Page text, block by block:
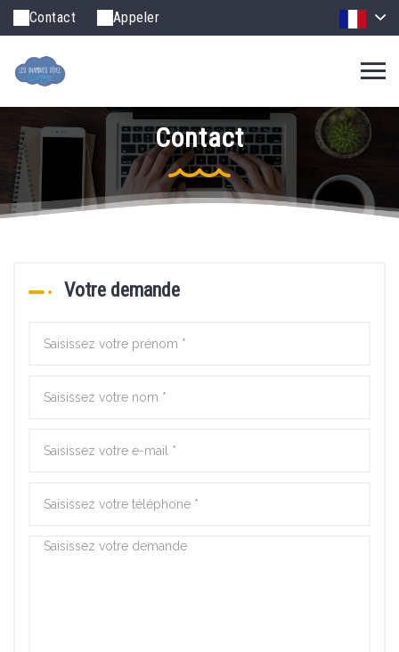
Contact Appeler
Contact
Votre demande